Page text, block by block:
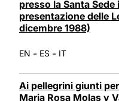
presso la Santa
presentazione delle
dicembre 1988)
EN - ES - IT
Ai pellegrini giunti
Maria Rosa Molas y